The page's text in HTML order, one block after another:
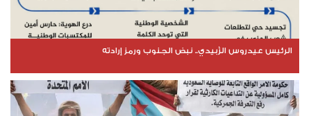
الرئيس عيدروس الزُبيدي.. نبض الجنوب ورمز إرادته